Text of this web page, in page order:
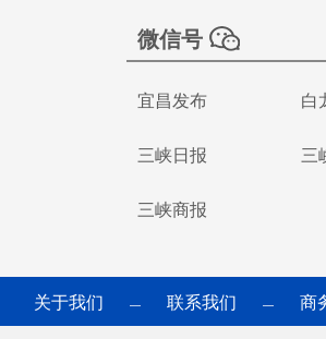
微信号
宜昌发布 白
三峡日报 三
三峡商报
关于我们 — 联系我们 — 商